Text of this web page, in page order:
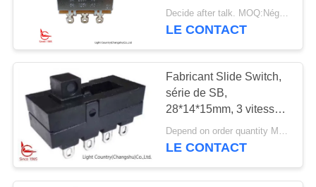
SHOW
AU
SUJET
DE
NOUS
35*13*9mm, UL, C.A. de
3A 250V
Decide after talk. MOQ:Négociables
LE CONTACT
Fabricant Slide Switch,
série de SB,
28*14*15mm, 3 vitesses,
noir, 10A 250V de
Taïwan
Depend on order quantity MOQ:1000
LE CONTACT